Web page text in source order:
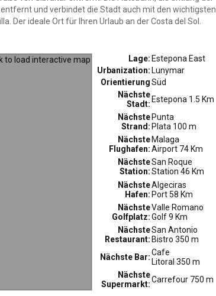
und verbindet die Stadt auch mit den wichtigsten
Der ideale Ort für Ihren Urlaub an der Costa del Sol.
Lage: Estepona East
Urbanization: Lunymar
OrientierungSüd
Nächste
Stadt: Estepona 1.5 Km
Nächste
Strand:
Punta
Plata 100 m
Nächste
Flughafen:
Malaga
Airport 74 Km
Nächste
Station:
San Roque
Station 46 Km
Nächste
Hafen:
Algeciras
Port 58 Km
Nächste
Golfplatz:
Valle Romano
Golf 9 Km
Nächste
Restaurant:
San Antonio
Bistro 350 m
Nächste Bar:Cafe
Litoral 350 m
Nächste
Supermarkt:Carrefour 750 m